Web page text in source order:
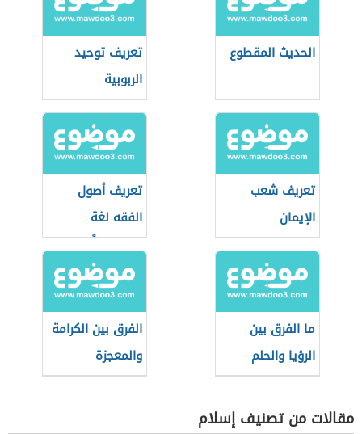
الحديث المقطوع
تعريف توحيد
الربوبية
تعريف شعب
الإيمان
تعريف أصول
الفقه لغة
واصطلاحاً
ما الفرق بين
الرؤيا والحلم
الفرق بين الكرامة
والمعجزة
مقالات من تصنيف إسلام